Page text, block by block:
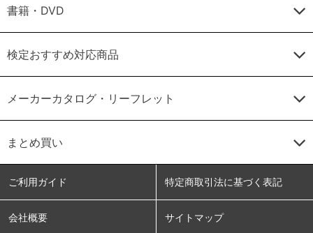
書籍・DVD
検定おすすめ対応商品
メーカーカタログ・リーフレット
まとめ買い
ご利用ガイド 特定商取引法に基づく表記
会社概要 サイトマップ